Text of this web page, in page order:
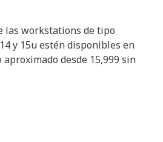
workstations de tipo
y 15u estén disponibles en
desde 15,999 sin